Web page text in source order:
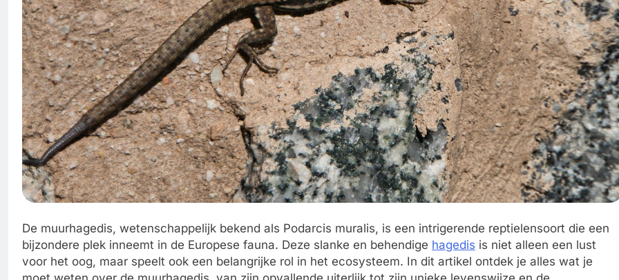
De muurhagedis, wetenschappelijk bekend als Podarcis muralis, is een intrigerende reptielensoort die een
bijzondere plek inneemt in de Europese fauna. Deze slanke en behendige hagedis is niet alleen een lust
voor het oog, maar speelt ook een belangrijke rol in het ecosysteem. In dit artikel ontdek je alles wat je